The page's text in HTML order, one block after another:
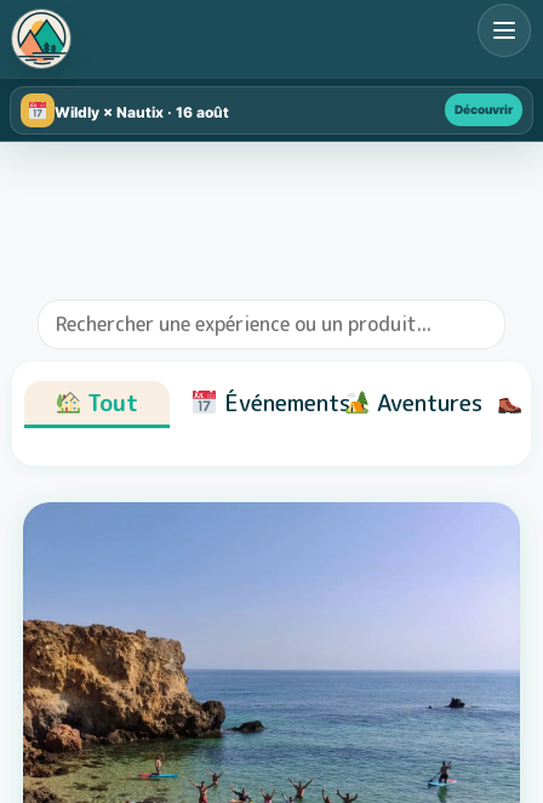
Wildly × Nautix · 16 août Découvrir
Tout Événements Aventures